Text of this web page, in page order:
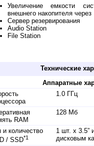
Увеличение емкости
внешнего накопителя
Сервер резервирования
Audio Station
File Station
Технические
Аппаратные
1.0 ГГц
RAM
128 Мб
и количество
/ SSD*1
1 шт. х 3.5”
дисковым